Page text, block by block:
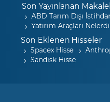
Son Yayınlanan
ABD Tarım Dışı
Yatırım Araçları
Son Eklenen Hisseler
Spacex Hisse
Sandisk Hisse